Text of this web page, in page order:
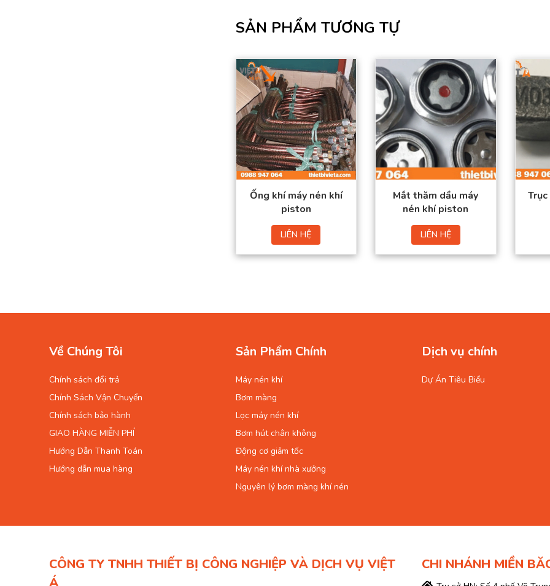
SẢN PHẨM TƯƠNG TỰ
Sản phẩm đạt tiêu
chuẩn chất lượng
cao.
Hàng có sẵn trong
kho
Giá thành tốt nhất thị
trường.
Đặt mua thuận tiện –
Giao hàng toàn quốc
Ống khí máy nén khí
piston
LIÊN HỆ
Sản phẩm đạt tiêu
chuẩn chất lượng
cao.
Hàng có sẵn trong
Giá thành tốt nhất thị
trường.
Đặt mua thuận tiện –
Giao hàng toàn quốc
Mắt thăm dầu máy
nén khí piston
LIÊN HỆ
Về Chúng Tôi
Chính sách đổi trả
Chính Sách Vận Chuyển
Chính sách bảo hành
GIAO HÀNG MIỄN PHÍ
Hướng Dẫn Thanh Toán
Hướng dẫn mua hàng
Sản Phẩm Chính
Máy nén khí
Bơm màng
Lọc máy nén khí
Bơm hút chân không
Động cơ giảm tốc
Máy nén khí nhà xưởng
Nguyên lý bơm màng khí nén
Dịch vụ chính
Dự Án Tiêu Biểu
CÔNG TY TNHH THIẾT BỊ CÔNG NGHIỆP VÀ DỊCH VỤ VIỆT
Á
CHI NHÁNH MIỀN